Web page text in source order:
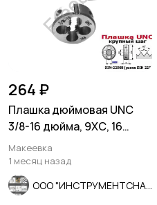
264 ₽
Плашка дюймовая UNC
3/8-16 дюйма, 9ХС, 16
ниток на дюйм, 30/11 мм.
Макеевка
1 месяц назад